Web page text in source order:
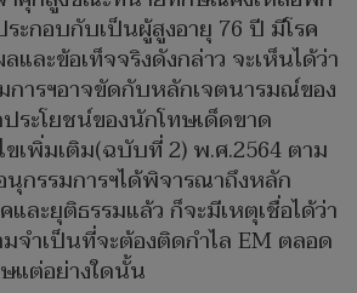
ะกอบกับเป็นผู้สูงอายุ 76 ปี มีโรค
และข้อเท็จจริงดังกล่าว จะเห็นได้ว่า
ารฯอาจขัดกับหลักเจตนารมณ์ของ
ระโยชน์ของนักโทษเด็ดขาด
ขเพิ่มเติม(ฉบับที่ 2) พ.ศ.2564 ตาม
กรรมการฯได้พิจารณาถึงหลัก
ละยุติธรรมแล้ว ก็จะมีเหตุเชื่อได้ว่า
จำเป็นที่จะต้องติดกำไล EM ตลอด
ษแต่อย่างใดนั้น